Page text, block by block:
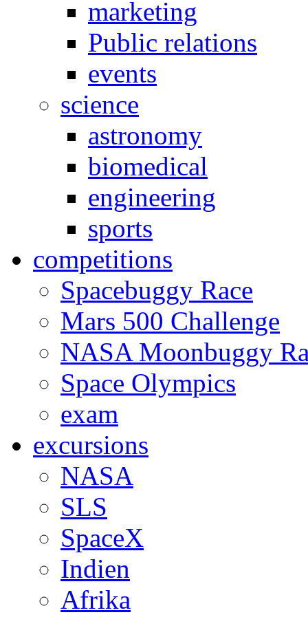
marketing
Public relations
events
science
astronomy
biomedical
engineering
sports
competitions
Spacebuggy Race
Mars 500 Challenge
NASA Moonbuggy
Space Olympics
exam
excursions
NASA
SLS
SpaceX
Indien
Afrika